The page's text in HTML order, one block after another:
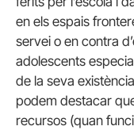
en els espais
servei o en contra
adolescents
de la seva
podem destacar
recursos (quan